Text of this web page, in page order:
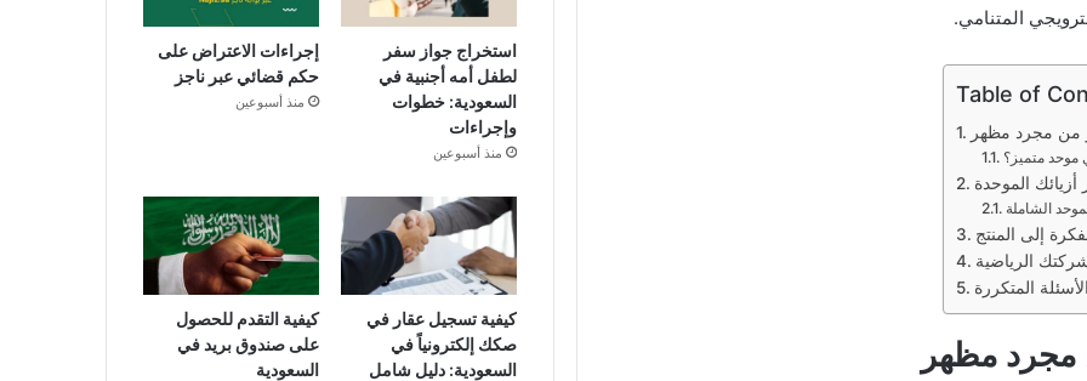
المتنامي.
Table of
من مجرد مظهر
موحد متميز؟
الموحدة
الشاملة
إلى المنتج
الرياضية
مجرد مظهر
استخراج جواز سفر
لطفل أمه أجنبية في
السعودية: خطوات
وإجراءات
منذ أسبوعين
إجراءات الاعتراض على
حكم قضائي عبر ناجز
منذ أسبوعين
كيفية تسجيل عقار في
صكك إلكترونياً في
السعودية: دليل شامل
كيفية التقدم للحصول
على صندوق بريد في
السعودية